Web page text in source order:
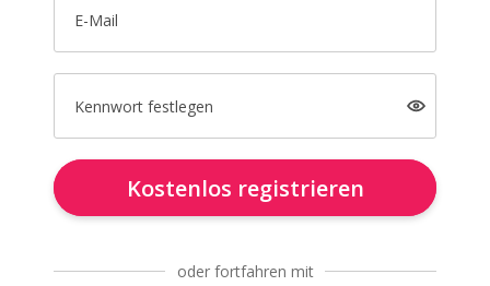
E-Mail
Kennwort festlegen
Kostenlos registrieren
oder fortfahren mit